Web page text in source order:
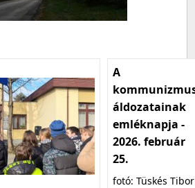
A
áldozatainak
emléknapja -
2026. február
25.
fotó: Tüskés Tibor